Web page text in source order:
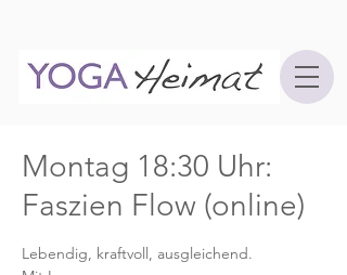
Montag 18:30 Uhr:
Faszien Flow (online)
Lebendig, kraftvoll, ausgleichend.